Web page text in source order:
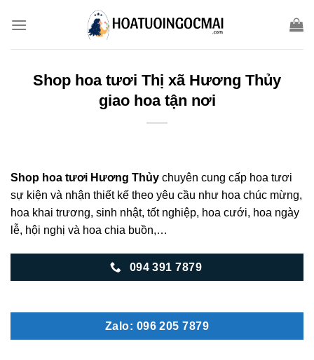
Shop hoa tươi Thị xã Hương Thủy
giao hoa tận nơi
Shop hoa tươi Hương Thủy chuyên cung cấp hoa tươi
sự kiện và nhận thiết kế theo yêu cầu như hoa chúc mừng,
hoa khai trương, sinh nhật, tốt nghiệp, hoa cưới, hoa ngày
lễ, hội nghị và hoa chia buồn,…
094 391 7879
Zalo: 096 205 7879